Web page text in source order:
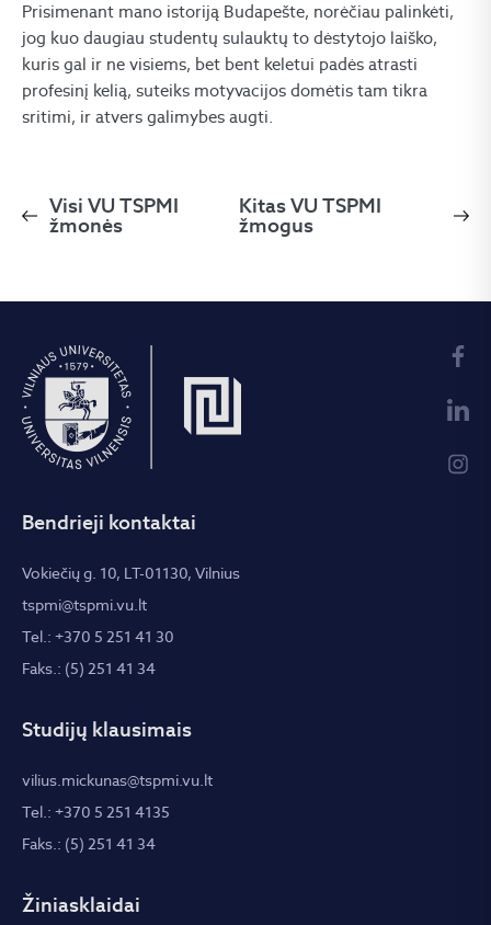
Prisimenant mano istoriją Budapešte, norėčiau palinkėti,
jog kuo daugiau studentų sulauktų to dėstytojo laiško,
kuris gal ir ne visiems, bet bent keletui padės atrasti
profesinį kelią, suteiks motyvacijos domėtis tam tikra
sritimi, ir atvers galimybes augti.
Visi VU TSPMI
žmonės
Kitas VU TSPMI
žmogus
Bendrieji kontaktai
Vokiečių g. 10, LT-01130, Vilnius
tspmi@tspmi.vu.lt
Tel.: +370 5 251 41 30
Faks.: (5) 251 41 34
Studijų klausimais
vilius.mickunas@tspmi.vu.lt
Tel.: +370 5 251 4135
Faks.: (5) 251 41 34
Žiniasklaidai